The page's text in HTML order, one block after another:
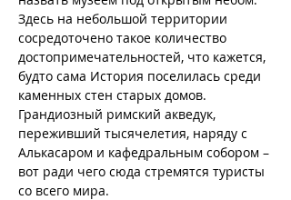
Здесь на небольшой территории
сосредоточено такое количество
достопримечательностей, что кажется,
будто сама История поселилась среди
каменных стен старых домов.
Грандиозный римский акведук,
переживший тысячелетия, наряду с
Алькасаром и кафедральным собором –
вот ради чего сюда стремятся туристы
со всего мира.